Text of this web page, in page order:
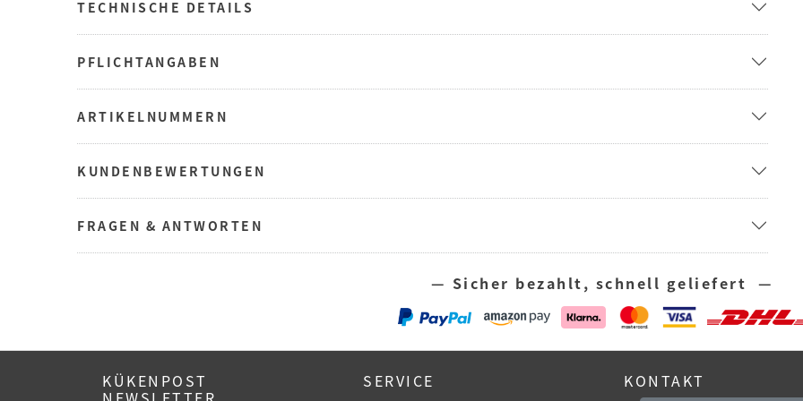
TECHNISCHE DETAILS
PFLICHTANGABEN
ARTIKELNUMMERN
KUNDENBEWERTUNGEN
FRAGEN & ANTWORTEN
— Sicher bezahlt, schnell geliefert —
KÜKENPOST SERVICE KONTAKT